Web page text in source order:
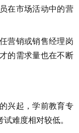
在市场活动中的营
营销或销售经理岗
的需求量也在不断
兴起，学前教育专
难度相对较低。